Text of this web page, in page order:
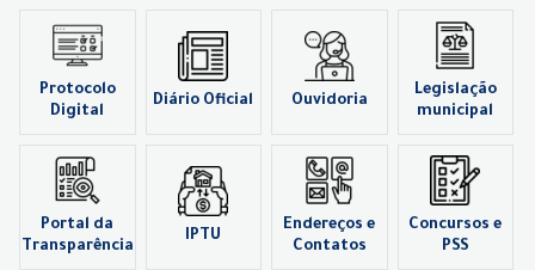
Protocolo
Digital
Diário Oficial Ouvidoria
Legislação
municipal
Portal da
Transparência
IPTU
Endereços e
Contatos
Concursos e
PSS